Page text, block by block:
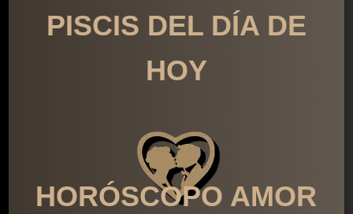
PISCIS DEL DÍA DE
HOY
HORÓSCOPO AMOR